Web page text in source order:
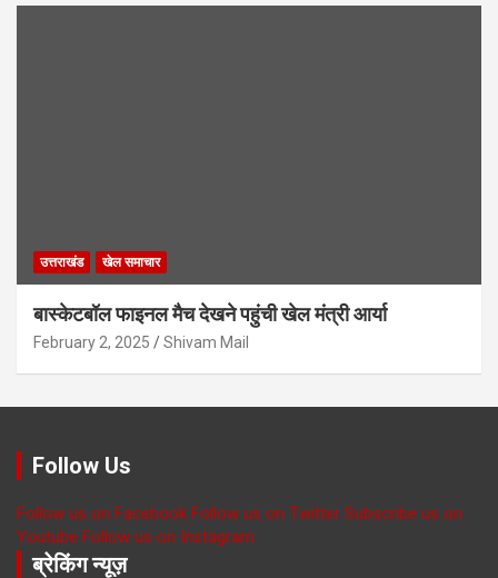
उत्तराखंड खेल समाचार
बास्केटबॉल फाइनल मैच देखने पहुंची खेल मंत्री आर्या
February 2, 2025 Shivam Mail
Follow Us
Follow us on Facebook Follow us on Twitter Subscribe us on
Youtube Follow us on Instagram
ब्रेकिंग न्यूज़